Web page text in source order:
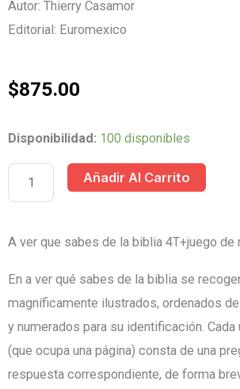
Autor: Thierry Casamor
Editorial: Euromexico
$875.00
Disponibilidad: 100 disponibles
A
VER
QUE
HUMANO
4
TOMOS
cantidad
Añadir Al Carrito
A ver que sabes de la biblia 4T+juego de
En a ver qué sabes de la biblia se
magníficamente ilustrados, ordenados
y numerados para su identificación.
(que ocupa una página) consta de una
respuesta correspondiente, de forma